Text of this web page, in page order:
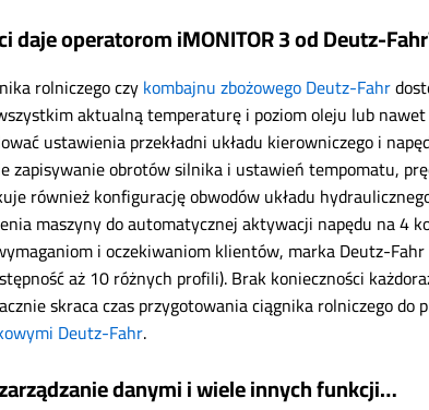
operatorom iMONITOR 3 od Deutz-
rolniczego czykombajnu zbożowego Deutz-Fahr
aktualną temperaturę i poziom oleju lub
ustawienia przekładni układu kierowniczego i
zapisywanie obrotów silnika i ustawień tempomatu,
również konfigurację obwodów układu
maszyny do automatycznej aktywacji napędu na 4
i oczekiwaniom klientów, marka Deutz-
aż 10 różnych profili). Brak konieczności
skraca czas przygotowania ciągnika rolniczego do
Deutz-Fahr.
danymi i wiele innych funkcji…